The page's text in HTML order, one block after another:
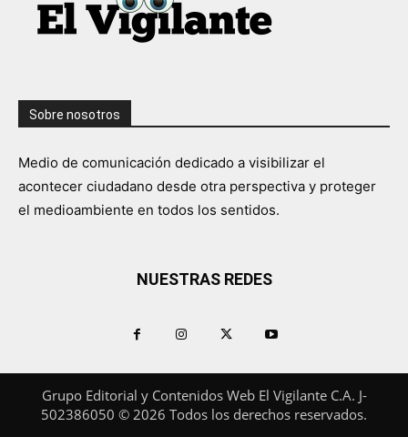
Sobre nosotros
Medio de comunicación dedicado a visibilizar el
acontecer ciudadano desde otra perspectiva y proteger
el medioambiente en todos los sentidos.
NUESTRAS REDES
Grupo Editorial y Contenidos Web El Vigilante C.A. J-
502386050 © 2026 Todos los derechos reservados.